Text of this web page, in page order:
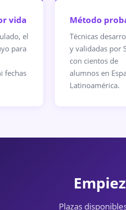
vida
el
para
fechas
Método
Técnicas
y validadas por
con cientos de
alumnos en
Latinoamérica.
Plazas